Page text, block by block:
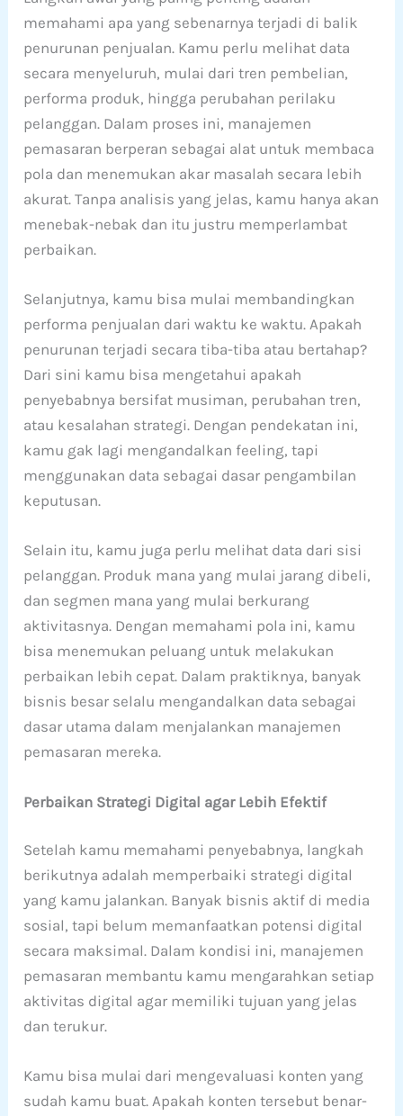
memahami apa yang sebenarnya terjadi di balik
penurunan penjualan. Kamu perlu melihat data
secara menyeluruh, mulai dari tren pembelian,
performa produk, hingga perubahan perilaku
pelanggan. Dalam proses ini, manajemen
pemasaran berperan sebagai alat untuk membaca
pola dan menemukan akar masalah secara lebih
akurat. Tanpa analisis yang jelas, kamu hanya akan
menebak-nebak dan itu justru memperlambat
perbaikan.
Selanjutnya, kamu bisa mulai membandingkan
performa penjualan dari waktu ke waktu. Apakah
penurunan terjadi secara tiba-tiba atau bertahap?
Dari sini kamu bisa mengetahui apakah
penyebabnya bersifat musiman, perubahan tren,
atau kesalahan strategi. Dengan pendekatan ini,
kamu gak lagi mengandalkan feeling, tapi
menggunakan data sebagai dasar pengambilan
keputusan.
Selain itu, kamu juga perlu melihat data dari sisi
pelanggan. Produk mana yang mulai jarang dibeli,
dan segmen mana yang mulai berkurang
aktivitasnya. Dengan memahami pola ini, kamu
bisa menemukan peluang untuk melakukan
perbaikan lebih cepat. Dalam praktiknya, banyak
bisnis besar selalu mengandalkan data sebagai
dasar utama dalam menjalankan manajemen
pemasaran mereka.
Perbaikan Strategi Digital agar Lebih Efektif
Setelah kamu memahami penyebabnya, langkah
berikutnya adalah memperbaiki strategi digital
yang kamu jalankan. Banyak bisnis aktif di media
sosial, tapi belum memanfaatkan potensi digital
secara maksimal. Dalam kondisi ini, manajemen
pemasaran membantu kamu mengarahkan setiap
aktivitas digital agar memiliki tujuan yang jelas
dan terukur.
Kamu bisa mulai dari mengevaluasi konten yang
sudah kamu buat. Apakah konten tersebut benar-